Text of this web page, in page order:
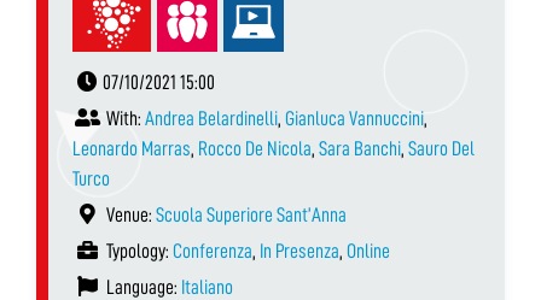
07/10/2021 15:00
With: Andrea Belardinelli, Gianluca Vannuccini,
Leonardo Marras, Rocco De Nicola, Sara Banchi, Sauro Del
Turco
Venue: Scuola Superiore Sant’Anna
Typology: Conferenza, In Presenza, Online
Language: Italiano